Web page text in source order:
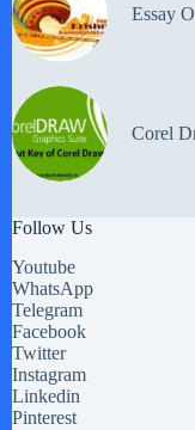
Essay
Corel
Follow Us
Youtube
WhatsApp
Telegram
Facebook
Twitter
Instagram
Linkedin
Pinterest